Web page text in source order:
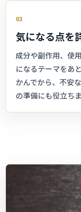
03
気になる点を
成分や副作用、使
になるテーマをあ
かんでから、不安
の準備にも役立ちま